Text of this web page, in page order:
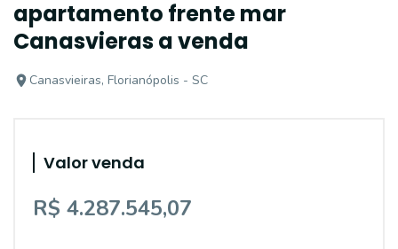
apartamento frente mar
Canasvieras a venda
Canasvieiras, Florianópolis - SC
Valor venda
R$ 4.287.545,07